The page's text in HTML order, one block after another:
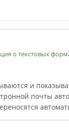
о текстовых
и
почты